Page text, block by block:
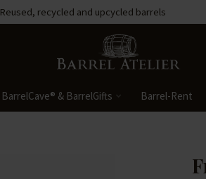
Reused, recycled and upcycled barrels
BarrelCave® & BarrelGifts Barrel-Rent